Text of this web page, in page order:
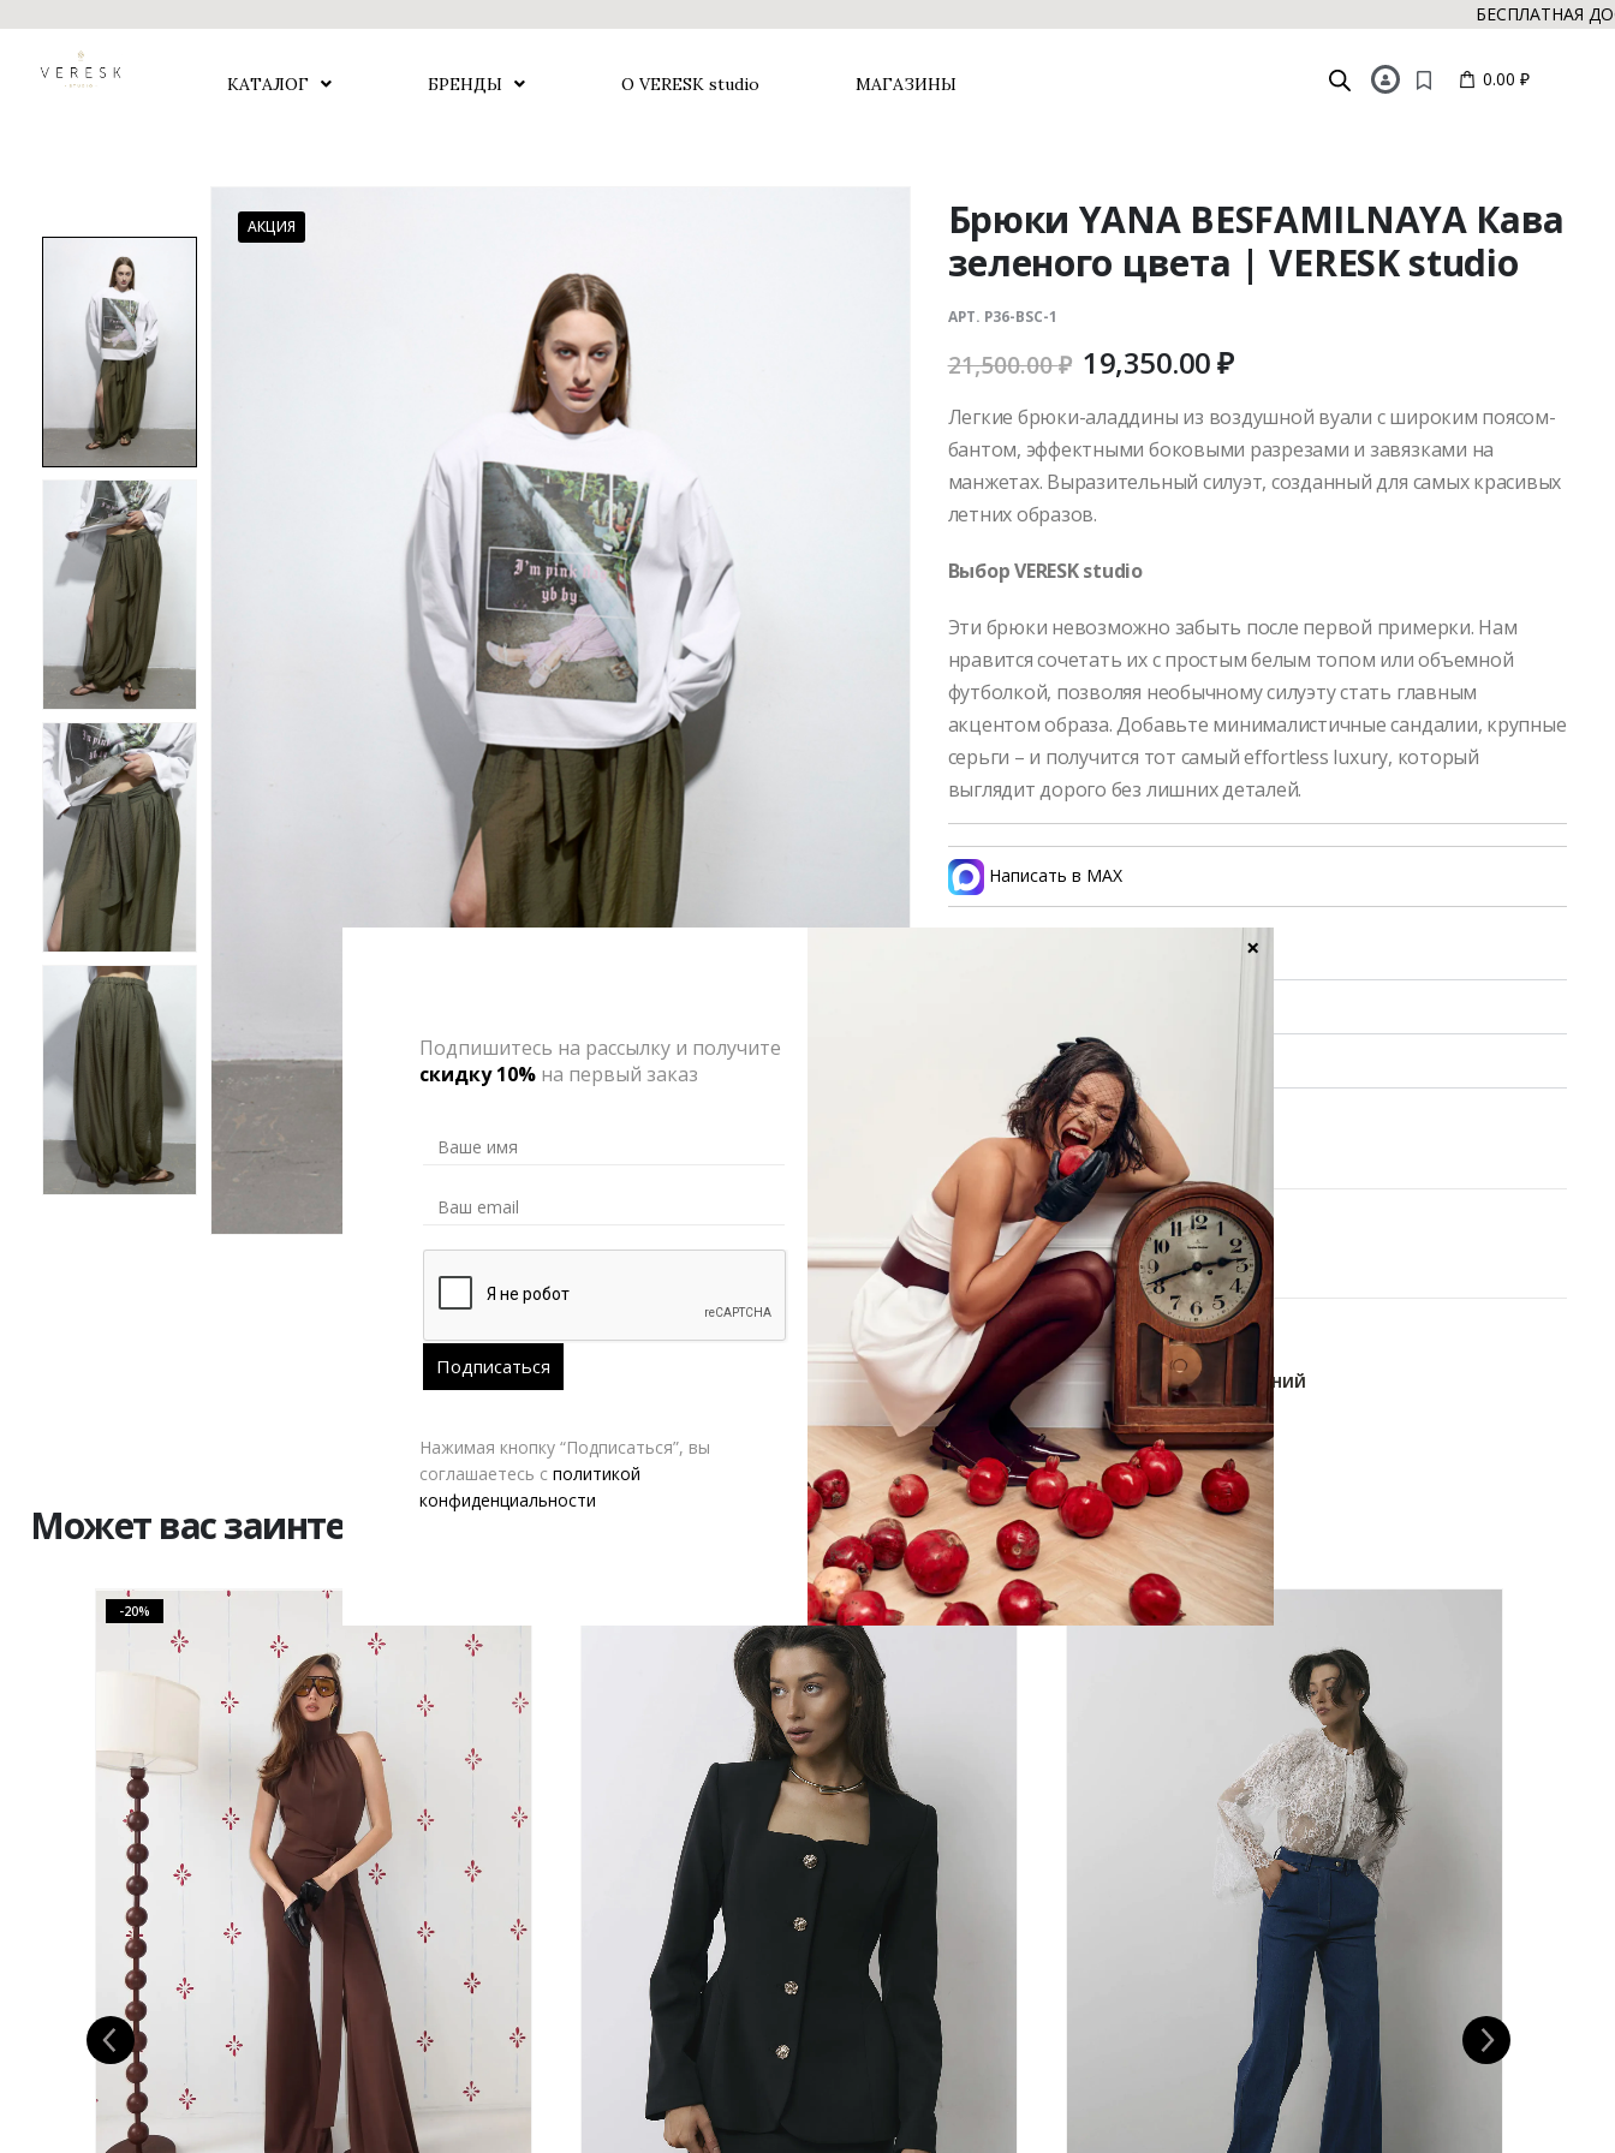
БЕСПЛАТНАЯ
КАТАЛОГ БРЕНДЫ О VERESK studio МАГАЗИНЫ 0.00 ₽
АКЦИЯ
Брюки YANA BESFAMILNAYA Кава
зеленого цвета | VERESK studio
АРТ. P36-BSC-1
21,500.00₽ 19,350.00₽
Легкие брюки-аладдины из воздушной вуали с широким поясом-
бантом, эффектными боковыми разрезами и завязками на
манжетах. Выразительный силуэт, созданный для самых красивых
летних образов.
Выбор VERESK studio
Эти брюки невозможно забыть после первой примерки. Нам
нравится сочетать их с простым белым топом или объемной
футболкой, позволяя необычному силуэту стать главным
акцентом образа. Добавьте минималистичные сандалии, крупные
серьги – и получится тот самый effortless luxury, который
выглядит дорого без лишних деталей.
Написать в MAX
Возврат и обмен
РАЗМЕР One size
В КОРЗИНУ
Yana Besfamilnaya
ДОБАВИТЬ В СПИСОК ЖЕЛАНИЙ
Может вас заинтересовать
-20%
Подпишитесь на рассылку и получите
скидку 10%на первый заказ
Нажимая кнопку “Подписаться”, вы
соглашаетесь с политикой
конфиденциальности
×